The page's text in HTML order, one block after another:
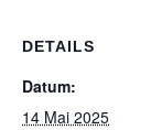
DETAILS
Datum:
14 Mai 2025